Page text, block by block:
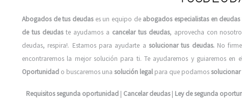
Abogados de tus deudases un equipo de abogados especialistas en deudas
de tus deudaste ayudamos a cancelar tus deudas, aprovecha con
deudas, respira!. Estamos para ayudarte a solucionar tus deudas. No
encontraremos la mejor solución para ti. Te ayudaremos y guiaremos en
Oportunidad o buscaremos una solución legal para que podamos
Requisitos segunda oportunidad | Cancelar deudas| Ley de segunda